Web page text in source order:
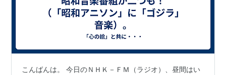
出版社/メーカー:
キングレコード
2002/09/04
この商品を含むブログを見る
こんばんは。 今日のＮＨＫ－ＦＭ（ラジオ）、昼間はい